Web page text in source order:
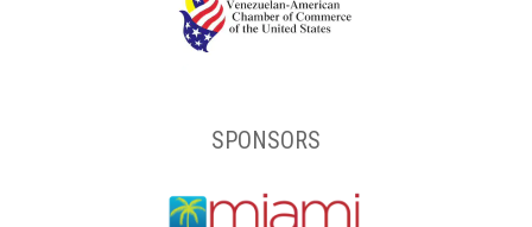
SPONSORS